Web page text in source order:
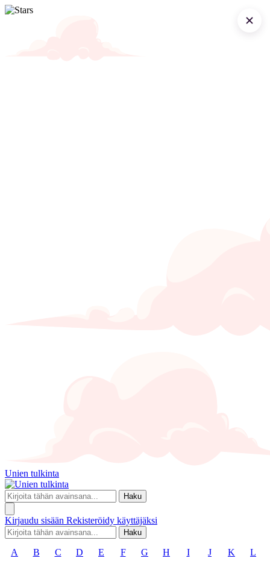
Unien tulkinta
Haku
Kirjaudu sisään Rekisteröidy käyttäjäksi
Haku
A B C D E F G H I J K L